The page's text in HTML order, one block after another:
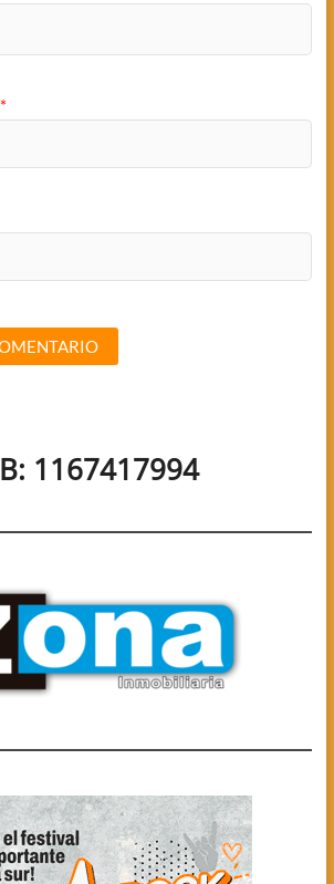
*
1167417994